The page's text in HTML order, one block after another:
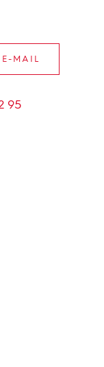
E-MAIL
95